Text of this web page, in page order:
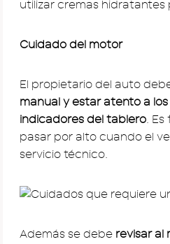
utilizar cremas hidratantes
Cuidado del motor
El propietario del auto
manual y estar atento a
indicadores del tablero.
pasar por alto cuando el
servicio técnico.
Además se debe revisar al